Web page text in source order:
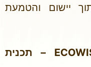
יישום והטמעת
צרכנות בת קיימא ECOWISE – תכנית